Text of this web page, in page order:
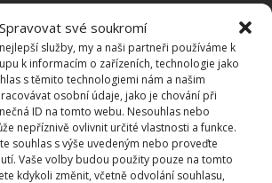
Spravovat své soukromí
služby, my a naši partneři používáme k
k informacím o zařízeních, technologie jako
s těmito technologiemi nám a našim
osobní údaje, jako je chování při
ID na tomto webu. Nesouhlas nebo
nepříznivě ovlivnit určité vlastnosti a funkce.
souhlas s výše uvedeným nebo proveďte
Vaše volby budou použity pouze na tomto
kdykoli změnit, včetně odvolání souhlasu,
nabízí vstup na
terasu
nachází u druhé ložnice v patře,
a také najdete to pravé místo
I zde je koupelna, která má
v místnosti. Nepřijdete tedy o